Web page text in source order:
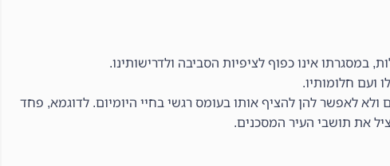
במסגרתו אינו כפוף לציפיות הסביבה ולדרישותינו.
ועם חלומותיו.
לאפשר להן להציף אותו בעומס רגשי בחיי היומיום. לדוגמא, פחד
את תושבי העיר המסכנים.